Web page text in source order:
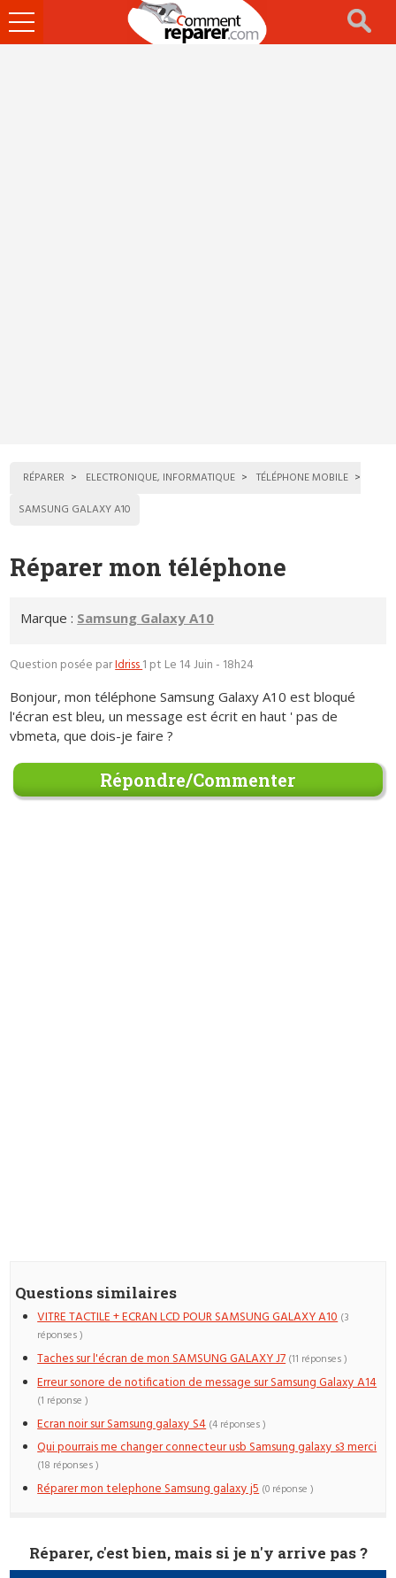
Ouvrir
le
RÉPARER ELECTRONIQUE, INFORMATIQUE
TÉLÉPHONE MOBILE
SAMSUNG GALAXY A10
Réparer mon téléphone
Marque : Samsung Galaxy A10
Question posée parIdriss1 pt Le 14 Juin - 18h24
Bonjour, mon téléphone Samsung Galaxy A10 est bloqué
l'écran est bleu, un message est écrit en haut ' pas de
vbmeta, que dois-je faire ?
Répondre/Commenter
Questions similaires
VITRE TACTILE + ECRAN LCD POUR SAMSUNG GALAXY A10 (3
réponses )
Taches sur l'écran de mon SAMSUNG GALAXY J7 (11 réponses )
Erreur sonore de notification de message sur Samsung Galaxy A14
(1 réponse )
Ecran noir sur Samsung galaxy S4 (4 réponses )
Qui pourrais me changer connecteur usb Samsung galaxy s3 merci
(18 réponses )
Réparer mon telephone Samsung galaxy j5 (0 réponse )
Réparer, c'est bien, mais si je n'y arrive pas ?